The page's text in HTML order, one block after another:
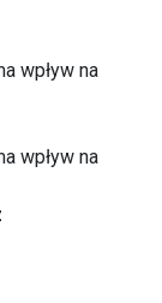
wpływ na
wpływ na